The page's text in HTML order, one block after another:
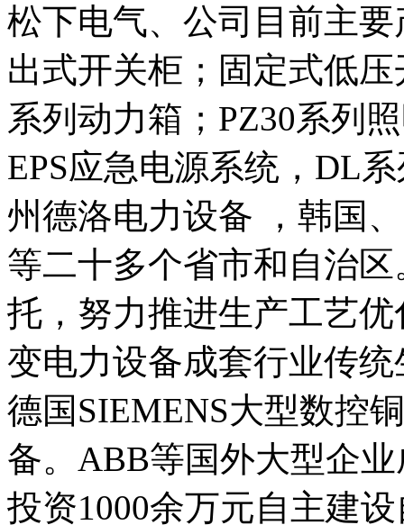
松下电气、公司目前主
出式开关柜；固定式低
系列动力箱；PZ30系列
EPS应急电源系统，DL
州德洛电力设备 ，韩国
等二十多个省市和自治
托，努力推进生产工艺
变电力设备成套行业传
德国SIEMENS大型数控
备。ABB等国外大型企
投资1000余万元自主建